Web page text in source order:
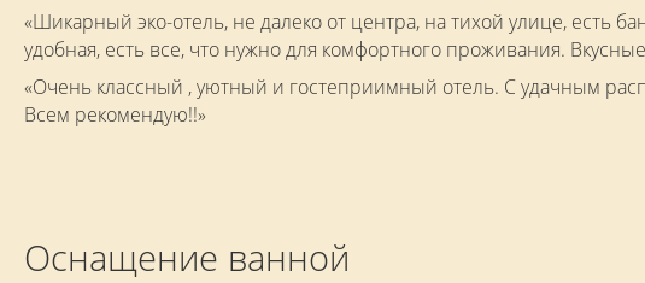
«Шикарный эко-отель, не далеко от центра, на тихой улице, есть
удобная, есть все, что нужно для комфортного проживания.
«Очень классный , уютный и гостеприимный отель. С удачным
Всем рекомендую!!»
Оснащение ванной